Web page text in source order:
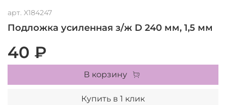
арт. X184247
Подложка усиленная з/ж D 240 мм, 1,5 мм
40 ₽
В корзину
Купить в 1 клик